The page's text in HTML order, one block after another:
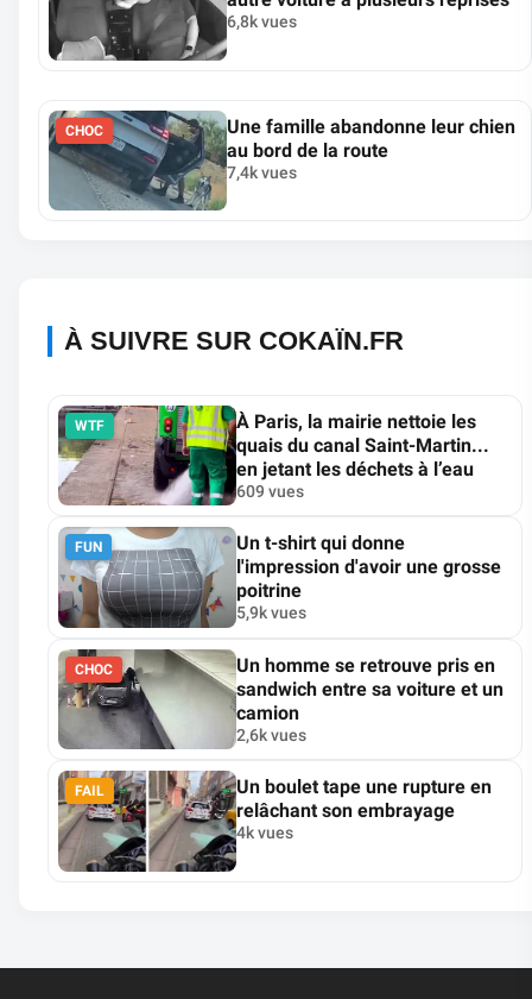
6,8k vues
CHOC
Une famille abandonne leur chien
au bord de la route
7,4k vues
À SUIVRE SUR COKAÏN.FR
WTF
À Paris, la mairie nettoie les
quais du canal Saint-Martin...
en jetant les déchets à l’eau
609 vues
FUN
Un t-shirt qui donne
l'impression d'avoir une grosse
poitrine
5,9k vues
CHOC
Un homme se retrouve pris en
sandwich entre sa voiture et un
camion
2,6k vues
FAIL
Un boulet tape une rupture en
relâchant son embrayage
4k vues